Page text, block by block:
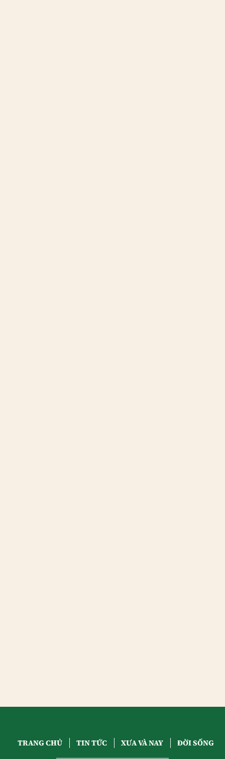
TRANG CHỦ TIN TỨC XƯA VÀ NAY ĐỜI SỐNG